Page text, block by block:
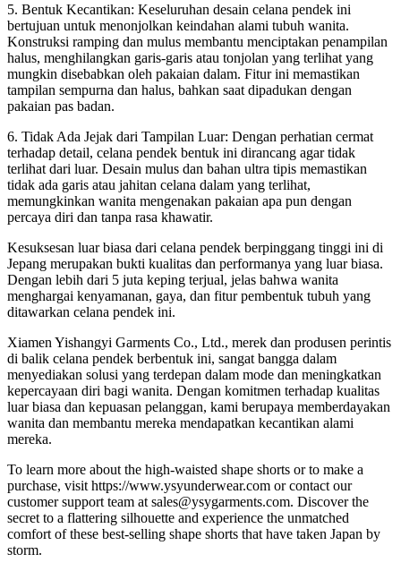
5. Bentuk Kecantikan: Keseluruhan desain celana pendek ini
bertujuan untuk menonjolkan keindahan alami tubuh wanita.
Konstruksi ramping dan mulus membantu menciptakan penampilan
halus, menghilangkan garis-garis atau tonjolan yang terlihat yang
mungkin disebabkan oleh pakaian dalam. Fitur ini memastikan
tampilan sempurna dan halus, bahkan saat dipadukan dengan
pakaian pas badan.
6. Tidak Ada Jejak dari Tampilan Luar: Dengan perhatian cermat
terhadap detail, celana pendek bentuk ini dirancang agar tidak
terlihat dari luar. Desain mulus dan bahan ultra tipis memastikan
tidak ada garis atau jahitan celana dalam yang terlihat,
memungkinkan wanita mengenakan pakaian apa pun dengan
percaya diri dan tanpa rasa khawatir.
Kesuksesan luar biasa dari celana pendek berpinggang tinggi ini di
Jepang merupakan bukti kualitas dan performanya yang luar biasa.
Dengan lebih dari 5 juta keping terjual, jelas bahwa wanita
menghargai kenyamanan, gaya, dan fitur pembentuk tubuh yang
ditawarkan celana pendek ini.
Xiamen Yishangyi Garments Co., Ltd., merek dan produsen perintis
di balik celana pendek berbentuk ini, sangat bangga dalam
menyediakan solusi yang terdepan dalam mode dan meningkatkan
kepercayaan diri bagi wanita. Dengan komitmen terhadap kualitas
luar biasa dan kepuasan pelanggan, kami berupaya memberdayakan
wanita dan membantu mereka mendapatkan kecantikan alami
mereka.
To learn more about the high-waisted shape shorts or to make a
purchase, visit https://www.ysyunderwear.com or contact our
customer support team at sales@ysygarments.com. Discover the
secret to a flattering silhouette and experience the unmatched
comfort of these best-selling shape shorts that have taken Japan by
storm.